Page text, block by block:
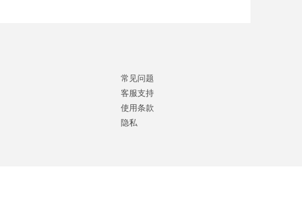
常见问题
客服支持
使用条款
隐私